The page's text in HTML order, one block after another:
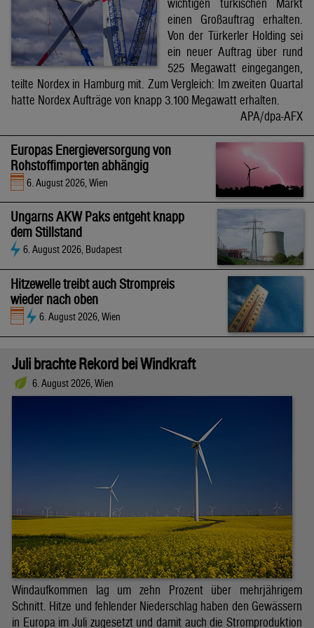
wichtigen türkischen Markt
einen Großauftrag erhalten.
Von der Türkerler Holding sei
ein neuer Auftrag über rund
525 Megawatt eingegangen,
teilte Nordex in Hamburg mit. Zum Vergleich: Im zweiten Quartal
hatte Nordex Aufträge von knapp 3.100 Megawatt erhalten.
APA/dpa-AFX
Europas Energieversorgung von
Rohstoffimporten abhängig
6. August 2026, Wien
Ungarns AKW Paks entgeht knapp
dem Stillstand
6. August 2026, Budapest
Hitzewelle treibt auch Strompreis
wieder nach oben
6. August 2026, Wien
Juli brachte Rekord bei Windkraft
6. August 2026, Wien
Windaufkommen lag um zehn Prozent über mehrjährigem
Schnitt. Hitze und fehlender Niederschlag haben den Gewässern
in Europa im Juli zugesetzt und damit auch die Stromproduktion